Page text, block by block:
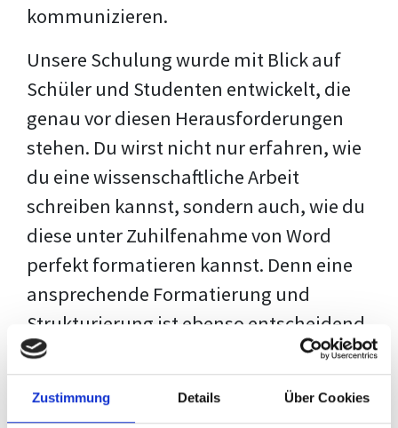
Zustimmung Details Über Cookies
kommunizieren.
Unsere Schulung wurde mit Blick auf
Schüler und Studenten entwickelt, die
genau vor diesen Herausforderungen
stehen. Du wirst nicht nur erfahren, wie
du eine wissenschaftliche Arbeit
schreiben kannst, sondern auch, wie du
diese unter Zuhilfenahme von Word
perfekt formatieren kannst. Denn eine
ansprechende Formatierung und
Strukturierung ist ebenso entscheidend
wie der Inhalt selbst. Jeder Prüfer hat
eigene Erwartungen, und unsere
Schulung ist so konzipiert, dass sie dir